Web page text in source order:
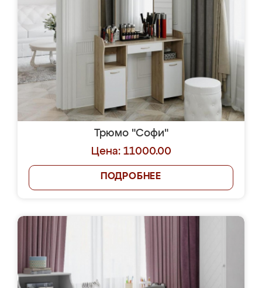
Трюмо "Софи"
Цена: 11000.00
ПОДРОБНЕЕ